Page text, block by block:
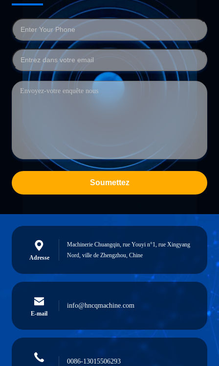
Soumettez
Adresse
Machinerie Chuangqin, rue Youyi n°1, rue Xingyang
Nord, ville de Zhengzhou, Chine
E-mail
info@hncqmachine.com
0086-13015506293